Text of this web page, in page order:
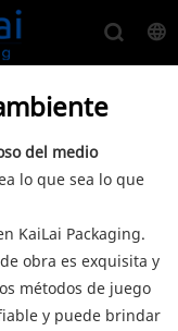
del medio
lo que sea lo que
KaiLai Packaging.
obra es exquisita y
métodos de juego
y puede brindar